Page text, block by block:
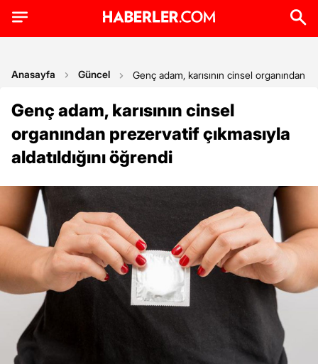
Anasayfa Güncel Genç adam, karısının cinsel organından
Genç adam, karısının cinsel
organından prezervatif çıkmasıyla
aldatıldığını öğrendi